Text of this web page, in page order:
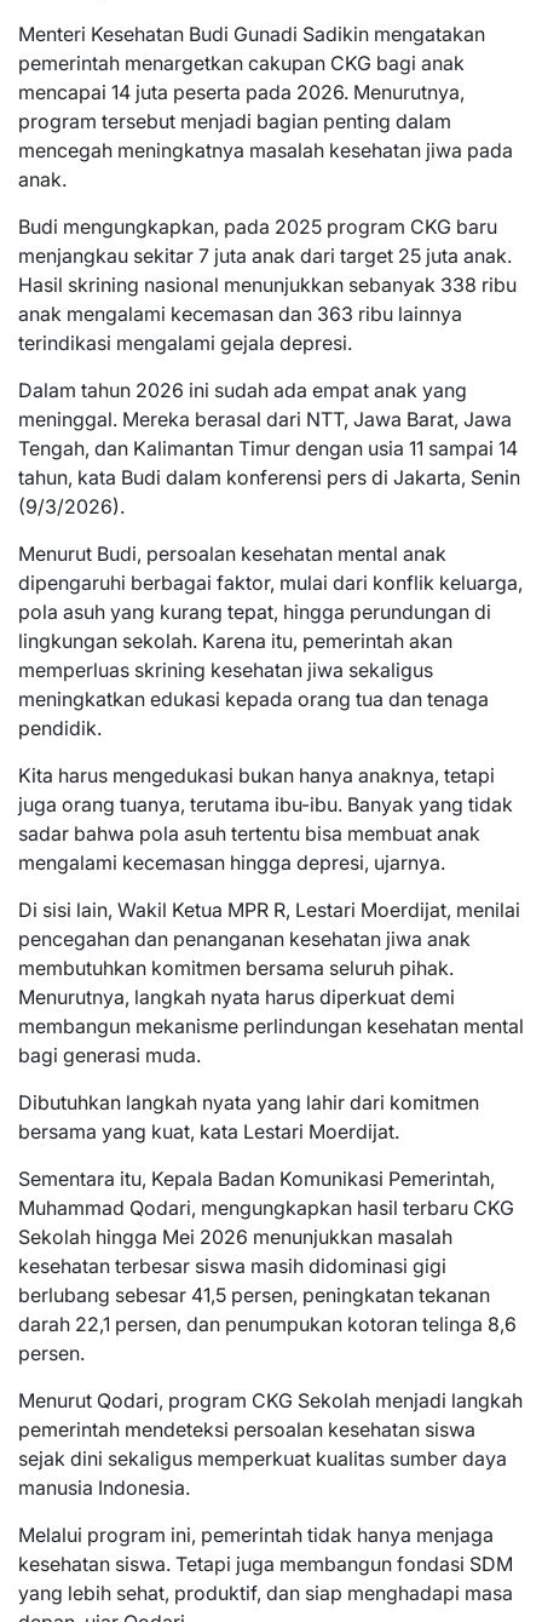
Menteri Kesehatan Budi Gunadi Sadikin mengatakan
pemerintah menargetkan cakupan CKG bagi anak
mencapai 14 juta peserta pada 2026. Menurutnya,
program tersebut menjadi bagian penting dalam
mencegah meningkatnya masalah kesehatan jiwa pada
anak.
Budi mengungkapkan, pada 2025 program CKG baru
menjangkau sekitar 7 juta anak dari target 25 juta anak.
Hasil skrining nasional menunjukkan sebanyak 338 ribu
anak mengalami kecemasan dan 363 ribu lainnya
terindikasi mengalami gejala depresi.
Dalam tahun 2026 ini sudah ada empat anak yang
meninggal. Mereka berasal dari NTT, Jawa Barat, Jawa
Tengah, dan Kalimantan Timur dengan usia 11 sampai 14
tahun, kata Budi dalam konferensi pers di Jakarta, Senin
(9/3/2026).
Menurut Budi, persoalan kesehatan mental anak
dipengaruhi berbagai faktor, mulai dari konflik keluarga,
pola asuh yang kurang tepat, hingga perundungan di
lingkungan sekolah. Karena itu, pemerintah akan
memperluas skrining kesehatan jiwa sekaligus
meningkatkan edukasi kepada orang tua dan tenaga
pendidik.
Kita harus mengedukasi bukan hanya anaknya, tetapi
juga orang tuanya, terutama ibu-ibu. Banyak yang tidak
sadar bahwa pola asuh tertentu bisa membuat anak
mengalami kecemasan hingga depresi, ujarnya.
Di sisi lain, Wakil Ketua MPR R, Lestari Moerdijat, menilai
pencegahan dan penanganan kesehatan jiwa anak
membutuhkan komitmen bersama seluruh pihak.
Menurutnya, langkah nyata harus diperkuat demi
membangun mekanisme perlindungan kesehatan mental
bagi generasi muda.
Dibutuhkan langkah nyata yang lahir dari komitmen
bersama yang kuat, kata Lestari Moerdijat.
Sementara itu, Kepala Badan Komunikasi Pemerintah,
Muhammad Qodari, mengungkapkan hasil terbaru CKG
Sekolah hingga Mei 2026 menunjukkan masalah
kesehatan terbesar siswa masih didominasi gigi
berlubang sebesar 41,5 persen, peningkatan tekanan
darah 22,1 persen, dan penumpukan kotoran telinga 8,6
persen.
Menurut Qodari, program CKG Sekolah menjadi langkah
pemerintah mendeteksi persoalan kesehatan siswa
sejak dini sekaligus memperkuat kualitas sumber daya
manusia Indonesia.
Melalui program ini, pemerintah tidak hanya menjaga
kesehatan siswa. Tetapi juga membangun fondasi SDM
yang lebih sehat, produktif, dan siap menghadapi masa